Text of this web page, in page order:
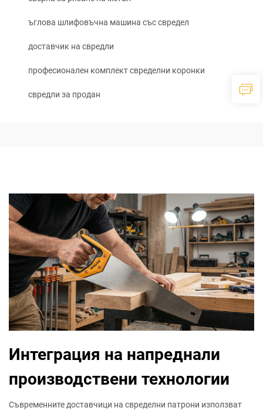
ъглова шлифовъчна машина със свредел
доставчик на свредли
професионален комплект свределни коронки
свредли за продан
Интеграция на напреднали
производствени технологии
Съвременните доставчици на свределни патрони използват